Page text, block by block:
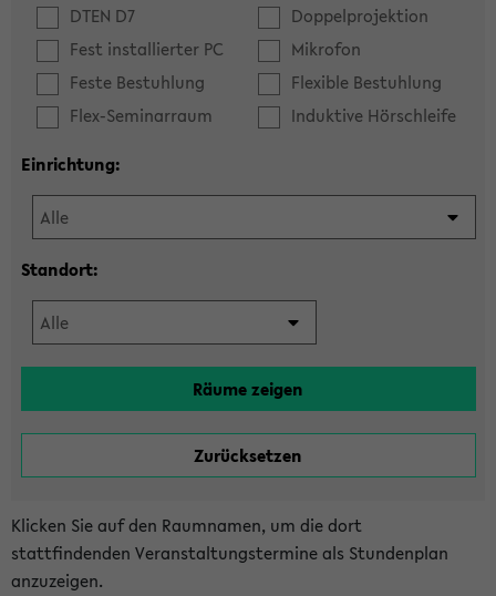
DTEN D7
Doppelprojektion
Fest installierter PC
Mikrofon
Feste Bestuhlung
Flexible Bestuhlung
Flex-Seminarraum
Induktive Hörschleife
Einrichtung:
Standort:
Klicken Sie auf den Raumnamen, um die dort
stattfindenden Veranstaltungstermine als Stundenplan
anzuzeigen.